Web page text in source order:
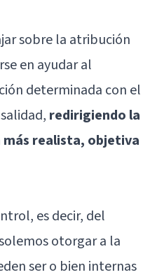
sobre la atribución
en ayudar al
determinada con el
redirigiendo la
realista, objetiva
es decir, del
otorgar a la
ser o bien internas